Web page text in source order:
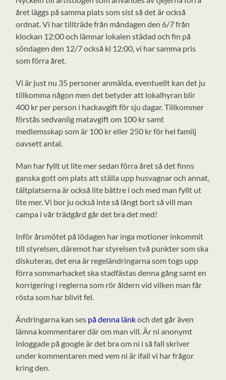
året läggs på samma plats som sist så det är också
ordnat. Vi har tillträde från måndagen den 6/7 från
klockan 12:00 och lämnar lokalen städad och fin på
söndagen den 12/7 också kl 12:00, vi har samma pris
som förra året.
Vi är just nu 35 personer anmälda, eventuellt kan det ju
tillkomma någon men det betyder att lokalhyran blir
400 kr per person i hackavgift för sju dagar. Tillkommer
förstås sedvanlig matavgift om 100 kr samt
medlemsskap som är 100 kr eller 250 kr för hel familj
oavsett antal.
Man har fyllt ut lite mer sedan förra året så det finns
ganska gott om plats att ställa upp husvagnar och annat,
tältplatserna är också lite bättre i och med man fyllt ut
lite mer. Vi bor ju också inte så långt bort så vill man
campa i vår trädgård går det bra det med!
Inför årsmötet på lödagen har inga motioner inkommit
till styrelsen, däremot har styrelsen två punkter som ska
diskuteras, det ena är regeländringarna som togs upp
förra sommarhacket ska stadfästas denna gång samt en
korrigering i reglerna som rör åldern vid vilken man får
rösta som har blivit fel.
Ändringarna kan ses på denna länkoch det går även
lämna kommentarer där om man vill. Är ni anonymt
inloggade på google är det bra om ni i så fall skriver
under kommentaren med vem ni är ifall vi har frågor
kring den.